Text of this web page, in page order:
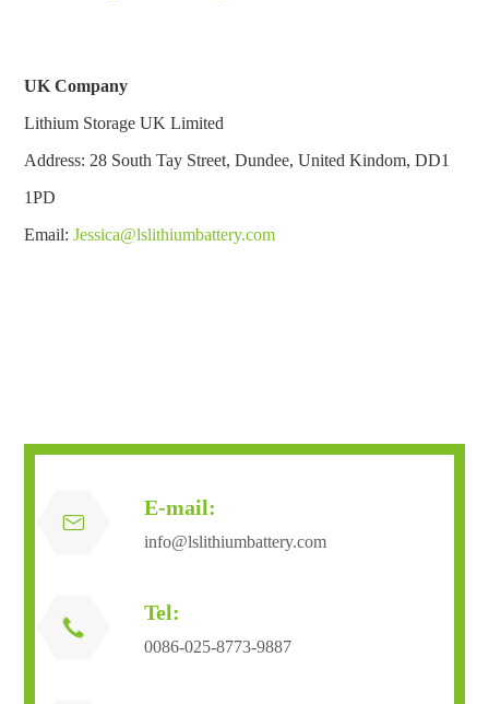
UKCompany
Lithium Storage UK Limited
Address: 28 South Tay Street, Dundee, United Kindom, DD1
1PD
Email:Jessica@lslithiumbattery.com

E-mail:
info@lslithiumbattery.com

Tel:
0086-025-8773-9887